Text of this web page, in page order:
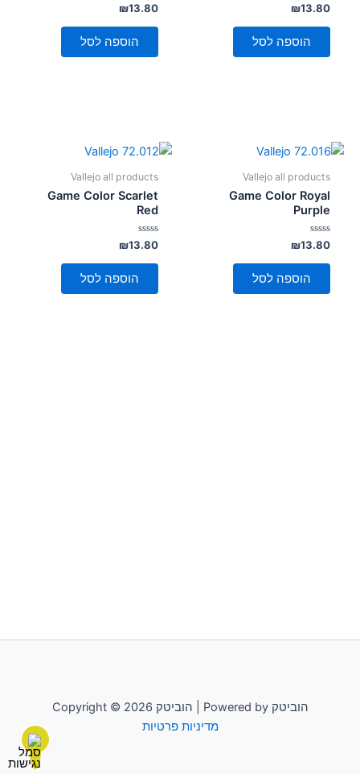
דורג
0
מתוך
₪13.80
הוספה לסל
דורג
0
מתוך
₪13.80
הוספה לסל
Vallejo all products
Game Color Royal
Purple
דורג
0
מתוך
₪13.80
הוספה לסל
Vallejo all products
Game Color Scarlet
Red
דורג
0
מתוך
₪13.80
הוספה לסל
Copyright © 2026 הוביטק | Powered by הוביטק
מדיניות פרטיות